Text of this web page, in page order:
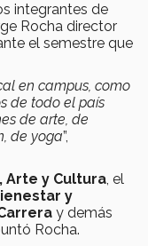
integrantes de
Rocha director
el semestre que
en campus, como
de todo el país
de arte, de
de yoga”,
y Cultura, el
y
y demás
Rocha.